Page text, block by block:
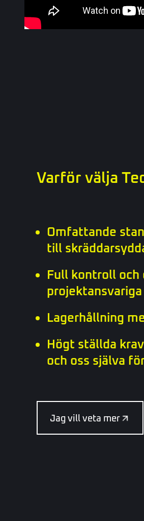
Varför välja
Omfattande
till
Full kontroll och
Lagerhållning
Högt ställda
och oss själva
Jag vill veta mer